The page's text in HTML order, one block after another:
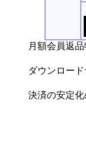
月額会員返
ダウンロー
決済の安定